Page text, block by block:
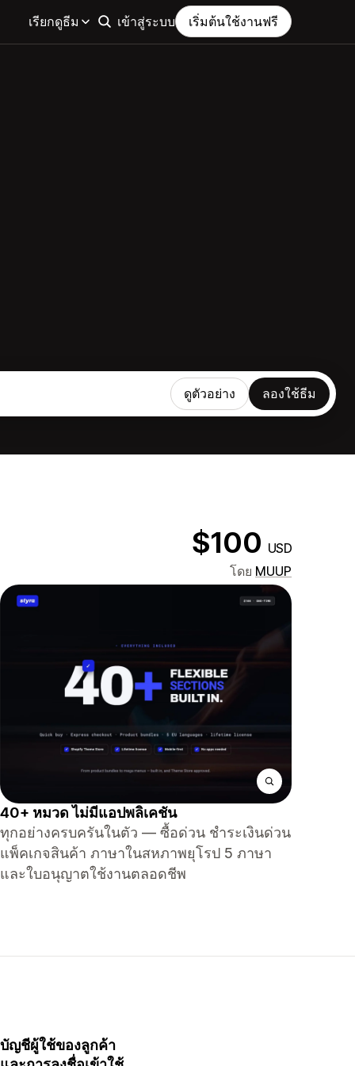
เรียกดูธีม เข้าสู่ระบบ เริ่มต้นใช้งานฟรี
ดูตัวอย่าง ลองใช้ธีม
$100 USD
โดย MUUP
40+ หมวด ไม่มีแอปพลิเคชัน
ทุกอย่างครบครันในตัว — ซื้อด่วน ชำระเงินด่วน
แพ็คเกจสินค้า ภาษาในสหภาพยุโรป 5 ภาษา
และใบอนุญาตใช้งานตลอดชีพ
บัญชีผู้ใช้ของลูกค้า